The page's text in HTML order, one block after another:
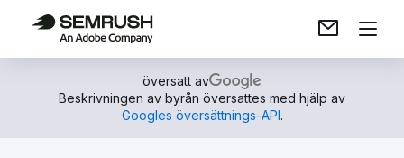
översatt av
Beskrivningen av byrån översattes med hjälp av
Googles översättnings-API.